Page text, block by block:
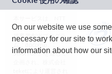
ドコモグループの新
規事業創出プログラ
ム「docomo
STARTUP」を通じて
On our website we use
necessary for our site to
information about how our